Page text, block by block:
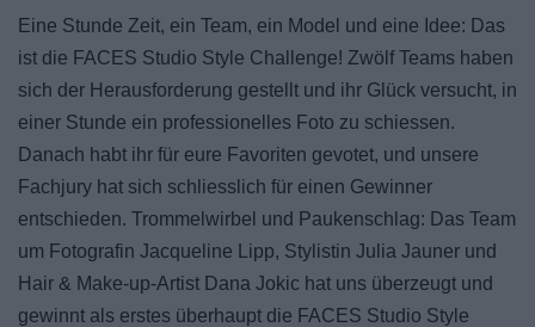
Eine Stunde Zeit, ein Team, ein Model und eine Idee: Das
ist die FACES Studio Style Challenge! Zwölf Teams haben
sich der Herausforderung gestellt und ihr Glück versucht, in
einer Stunde ein professionelles Foto zu schiessen.
Danach habt ihr für eure Favoriten gevotet, und unsere
Fachjury hat sich schliesslich für einen Gewinner
entschieden. Trommelwirbel und Paukenschlag: Das Team
um Fotografin Jacqueline Lipp, Stylistin Julia Jauner und
Hair & Make-up-Artist Dana Jokic hat uns überzeugt und
gewinnt als erstes überhaupt die FACES Studio Style